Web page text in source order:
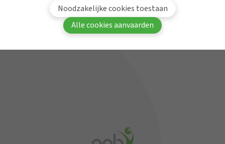
Aanmelden Word lid van APB
Noodzakelijke cookies toestaan
Alle cookies aanvaarden